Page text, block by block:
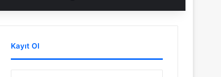
Kayıt Ol